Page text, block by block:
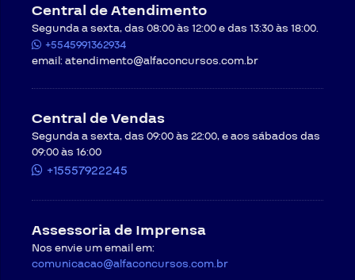
Central de Atendimento
Segunda a sexta, das 08:00 às 12:00 e das 13:30 às 18:00.
+5545991362934
email:atendimento@alfaconcursos.com.br
Central de Vendas
Segunda a sexta, das 09:00 às 22:00, e aos sábados das
09:00 às 16:00
+15557922245
Assessoria de Imprensa
Nos envie um email em:
comunicacao@alfaconcursos.com.br